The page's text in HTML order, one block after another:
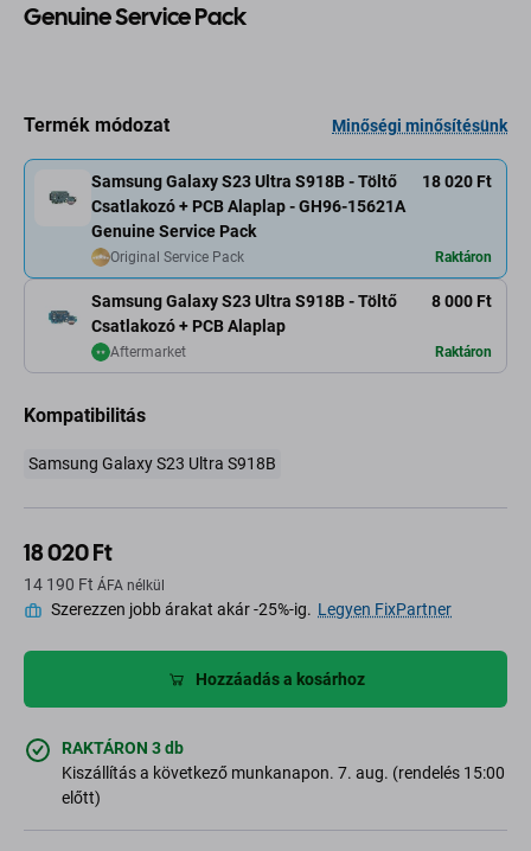
Genuine Service Pack
Termék módozat Minőségi minősítésünk
Samsung Galaxy S23 Ultra S918B - Töltő
Csatlakozó + PCB Alaplap - GH96-15621A
Genuine Service Pack
18 020 Ft
Original Service Pack Raktáron
Samsung Galaxy S23 Ultra S918B - Töltő
Csatlakozó + PCB Alaplap
8 000 Ft
Aftermarket Raktáron
Kompatibilitás
Samsung Galaxy S23 Ultra S918B
18 020 Ft
14 190 Ft ÁFA nélkül
Szerezzen jobb árakat akár -25%-ig. Legyen FixPartner
Hozzáadás a kosárhoz
RAKTÁRON 3 db
Kiszállítás a következő munkanapon. 7. aug. (rendelés 15:00
előtt)